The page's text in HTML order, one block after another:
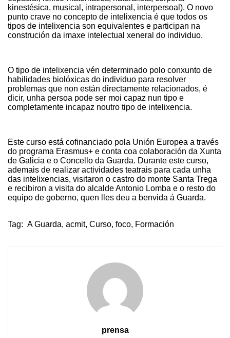
kinestésica, musical, intrapersonal, interpersoal). O novo
punto crave no concepto de intelixencia é que todos os
tipos de intelixencia son equivalentes e participan na
construción da imaxe intelectual xeneral do individuo.
O tipo de intelixencia vén determinado polo conxunto de
habilidades biolóxicas do individuo para resolver
problemas que non están directamente relacionados, é
dicir, unha persoa pode ser moi capaz nun tipo e
completamente incapaz noutro tipo de intelixencia.
Este curso está cofinanciado pola Unión Europea a través
do programa Erasmus+ e conta coa colaboración da Xunta
de Galicia e o Concello da Guarda. Durante este curso,
ademais de realizar actividades teatrais para cada unha
das intelixencias, visitaron o castro do monte Santa Trega
e recibiron a visita do alcalde Antonio Lomba e o resto do
equipo de goberno, quen lles deu a benvida á Guarda.
Tag: A Guarda, acmit, Curso, foco, Formación
prensa